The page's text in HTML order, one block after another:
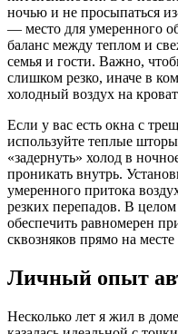
ночью и не просыпаться
— место для умеренного
баланс между теплом и
семья и гости. Важно,
слишком резко, иначе в
холодный воздух на
Если у вас есть окна с
используйте теплые
«задернуть» холод в
проникать внутрь.
умеренного притока
резких перепадов. В
обеспечить равномерен
сквозняков прямо на
Личный опыт
Несколько лет я жил в